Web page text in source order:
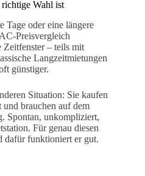
Wahl ist
Tage oder eine längere
Preisvergleich
Zeitfenster – teils mit
Langzeitmietungen
günstiger.
Situation: Sie kaufen
brauchen auf dem
Spontan, unkompliziert,
Für genau diesen
dafür funktioniert er gut.